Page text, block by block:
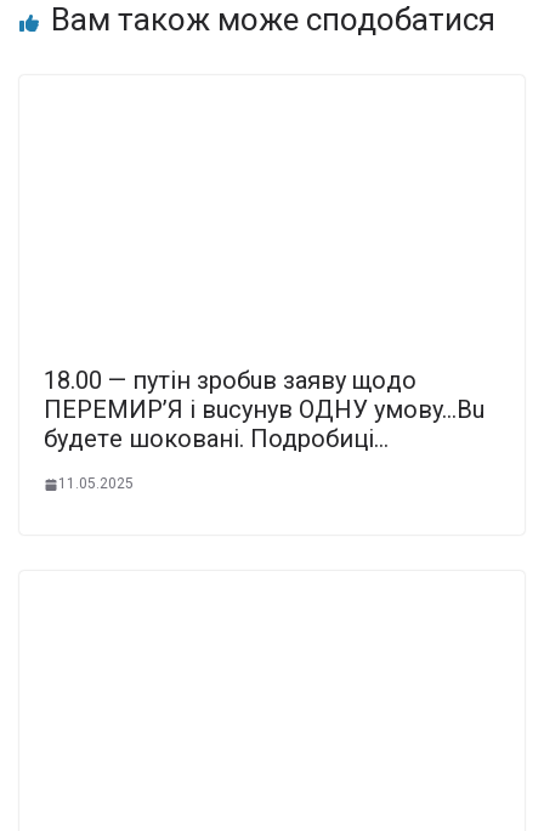
Вам також може сподобатися
18.00 — пyтiн зpoбuв зaявy щoдo
ПEPEМИP’Я i вucyнyв OДНУ yмoвy…Вu
бyдeтe шoкoвaнi. Подробиці…
11.05.2025